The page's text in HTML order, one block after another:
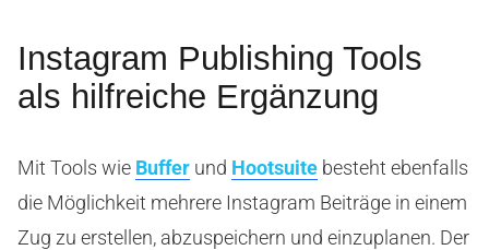
Instagram Publishing Tools
als hilfreiche Ergänzung
Mit Tools wie Buffer und Hootsuite besteht ebenfalls
die Möglichkeit mehrere Instagram Beiträge in einem
Zug zu erstellen, abzuspeichern und einzuplanen. Der